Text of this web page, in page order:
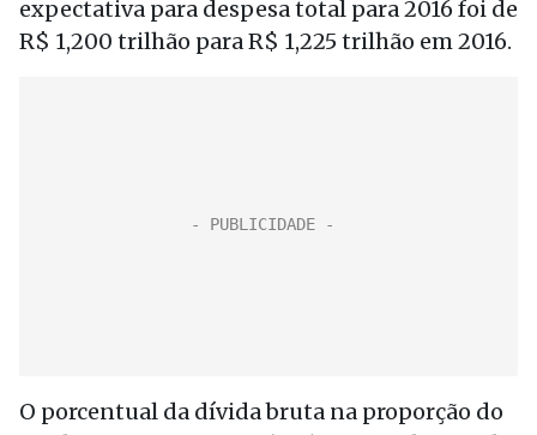
expectativa para despesa total para 2016 foi de
R$ 1,200 trilhão para R$ 1,225 trilhão em 2016.
O porcentual da dívida bruta na proporção do